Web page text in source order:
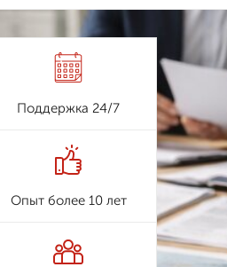
Поддержка 24/7
Опыт более 10 лет